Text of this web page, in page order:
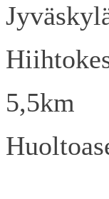
5,5km